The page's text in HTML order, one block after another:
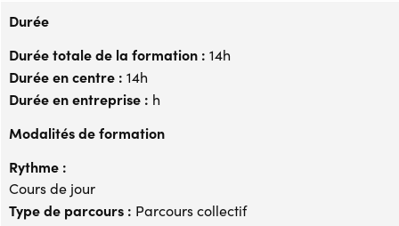
Durée
Durée totale de la formation : 14h
Durée en centre : 14h
Durée en entreprise : h
Modalités de formation
Rythme :
Cours de jour
Type de parcours : Parcours collectif